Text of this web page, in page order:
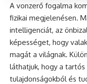
A vonzerő fogalma
fizikai megjelenésen.
intelligenciát, az
képességet, hogy
magát a világnak.
láthatjuk, hogy a
tulajdonságokból és